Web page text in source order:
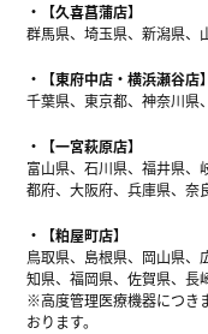
【久喜菖蒲店】
群馬県、埼玉県、新潟県、
【東府中店・横浜瀬谷店】
千葉県、東京都、神奈川県
【一宮萩原店】
富山県、石川県、福井県、
都府、大阪府、兵庫県、奈
【粕屋町店】
鳥取県、島根県、岡山県、
知県、福岡県、佐賀県、長
※高度管理医療機器につき
おります。